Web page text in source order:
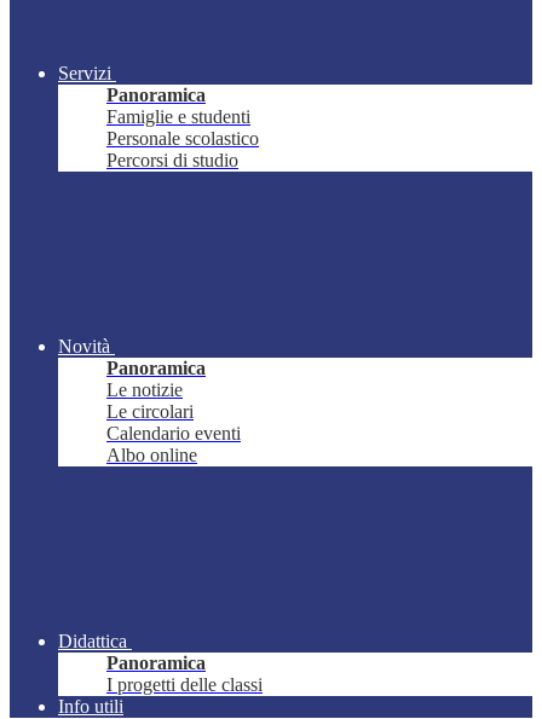
Servizi
Panoramica
Famiglie e studenti
Personale scolastico
Percorsi di studio
Novità
Panoramica
Le notizie
Le circolari
Calendario eventi
Albo online
Didattica
Panoramica
I progetti delle classi
Info utili